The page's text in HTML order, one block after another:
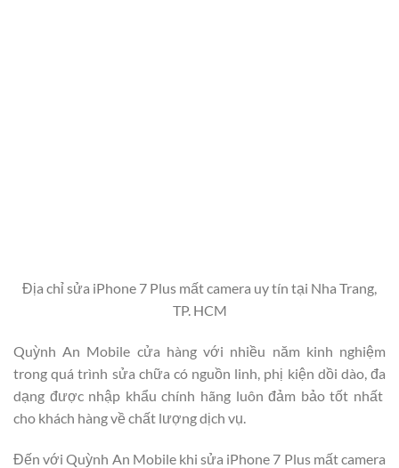
Địa chỉ sửa iPhone 7 Plus mất camera uy tín tại Nha Trang,
TP. HCM
Quỳnh An Mobile cửa hàng với nhiều năm kinh nghiệm
trong quá trình sửa chữa có nguồn linh, phị kiện dồi dào, đa
dạng được nhập khẩu chính hãng luôn đảm bảo tốt nhất
cho khách hàng về chất lượng dịch vụ.
Đến với Quỳnh An Mobile khi sửa iPhone 7 Plus mất camera